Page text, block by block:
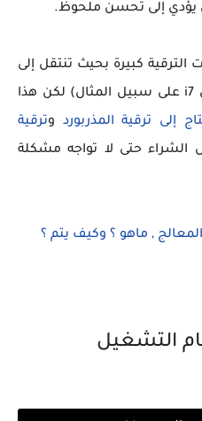
يؤدي إلى تحسن ملحوظ.
الترقية كبيرة بحيث تنتقل إلى
معالج من فئة عليا (من i3 إلى i7 على سبيل المثال) لكن هذا
إلى ترقية المذربورد وترقية
الشراء حتى لا تواجه مشكلة
, ماهو ؟ وكيف يتم ؟
التشغيل